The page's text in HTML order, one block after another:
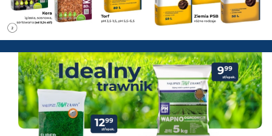
PSB Mrówka Zwoleń -